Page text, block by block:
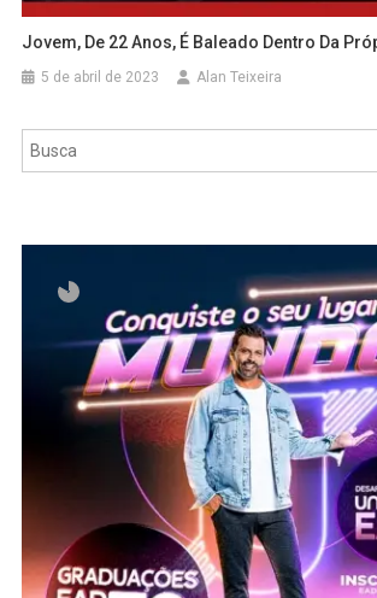
Jovem, De 22 Anos, É Baleado Dentro Da
5 de abril de 2023 Alan Teixeira
Pesquisar